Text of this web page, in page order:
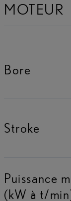
MOTEUR
Bore
Stroke
Puissance
(kW à t/